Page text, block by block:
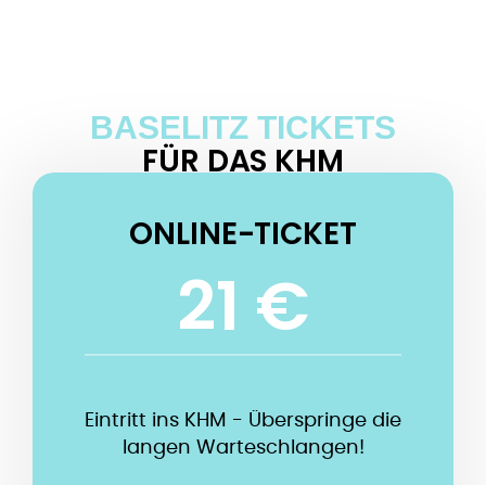
BASELITZ TICKETS
FÜR DAS KHM
ONLINE-TICKET
21 €
Eintritt ins KHM - Überspringe die
langen Warteschlangen!